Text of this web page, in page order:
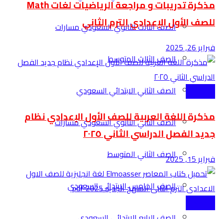
الصف الثالث الثانوي السعودي مسارات
الصف الثالث المتوسط
الصف الثاني الابتدائي السعودي
الصف الثاني الثانوي السعودي مسارات
الصف الثاني المتوسط
الصف الخامس الابتدائي السعودي
مذكرة تدريبات و مراجعة الرياضيات لغات Math
للصف الأول الإعدادي الترم الثاني
فبراير 26, 2025
مذكرة اللغة العربية للصف الأول الإعدادي نظام
جديد الفصل الدراسي الثاني ٢٠٢٥
فبراير 15, 2025